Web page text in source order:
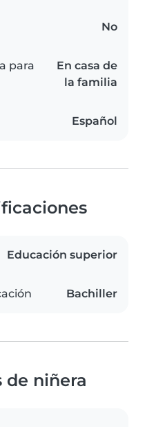
No
para
En casa de
la familia
Español
Educación superior
Bachiller
de niñera